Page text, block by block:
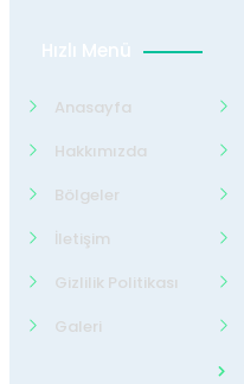
Hızlı Menü
Anasayfa
Hakkımızda
Bölgeler
İletişim
Gizlilik Politikası
Galeri